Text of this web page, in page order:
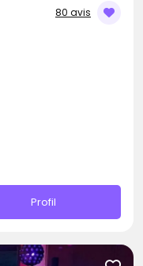
80 avis
Profil